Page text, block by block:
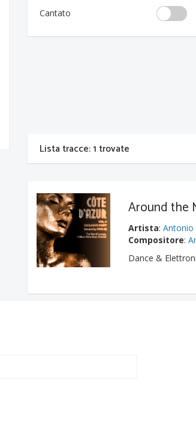
Cantato
Lista tracce: 1 trovate
Around the
Artista:Antonio
Compositore:
Dance &